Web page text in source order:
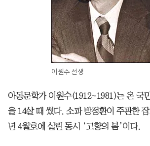
이원수 선생
아동문학가 이원수(1912~1981)는 온 국
을 14살 때 썼다. 소파 방정환이 주관한
년 4월호에 실린 동시 ‘고향의 봄’이다.